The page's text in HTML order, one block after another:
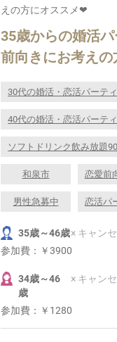
えの方にオススメ❤
35歳からの婚活
前向きにお考え
30代の婚活・恋活パーテ
40代の婚活・恋活パーテ
ソフトドリンク飲み放題
和泉市 恋愛前
男性急募中 恋活パ
35歳～46歳× キャン
参加費： ￥3900
34歳～46
歳
× キャン
参加費： ￥1280